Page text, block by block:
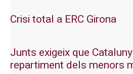
Crisi total a ERC Girona
Junts exigeix que
repartiment dels menors